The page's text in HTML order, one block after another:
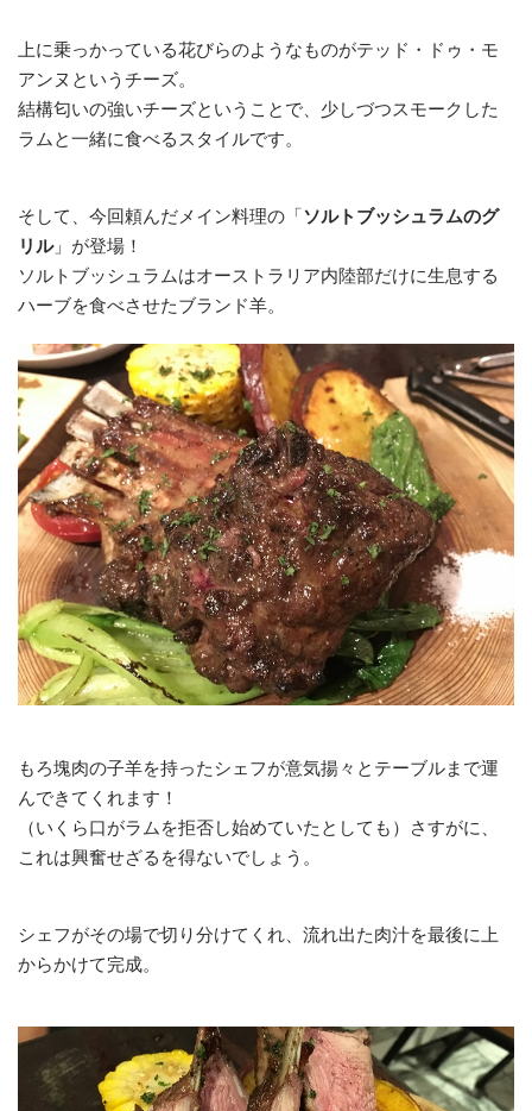
上に乗っかっている花びらのようなものがテッド・ドゥ・モ
アンヌというチーズ。
結構匂いの強いチーズということで、少しづつスモークした
ラムと一緒に食べるスタイルです。
そして、今回頼んだメイン料理の「ソルトブッシュラムのグ
リル」が登場！
ソルトブッシュラムはオーストラリア内陸部だけに生息する
ハーブを食べさせたブランド羊。
もろ塊肉の子羊を持ったシェフが意気揚々とテーブルまで運
んできてくれます！
（いくら口がラムを拒否し始めていたとしても）さすがに、
これは興奮せざるを得ないでしょう。
シェフがその場で切り分けてくれ、流れ出た肉汁を最後に上
からかけて完成。